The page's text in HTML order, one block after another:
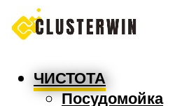
ЧИСТОТА
Посудомойка